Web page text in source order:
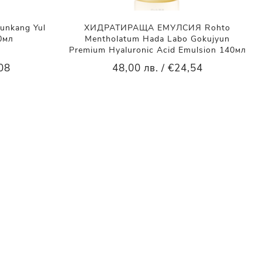
Yul
ХИДРАТИРАЩА ЕМУЛСИЯ Rohto
Mentholatum Hada Labo Gokujyun
Premium Hyaluronic Acid Emulsion 140мл
48,00 лв. / €24,54